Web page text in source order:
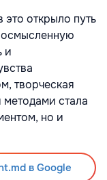
открыло путь
и
творческая
стала
но и
в Google